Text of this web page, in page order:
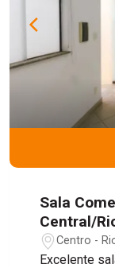
Sala
Central/
Centro -
Excelente